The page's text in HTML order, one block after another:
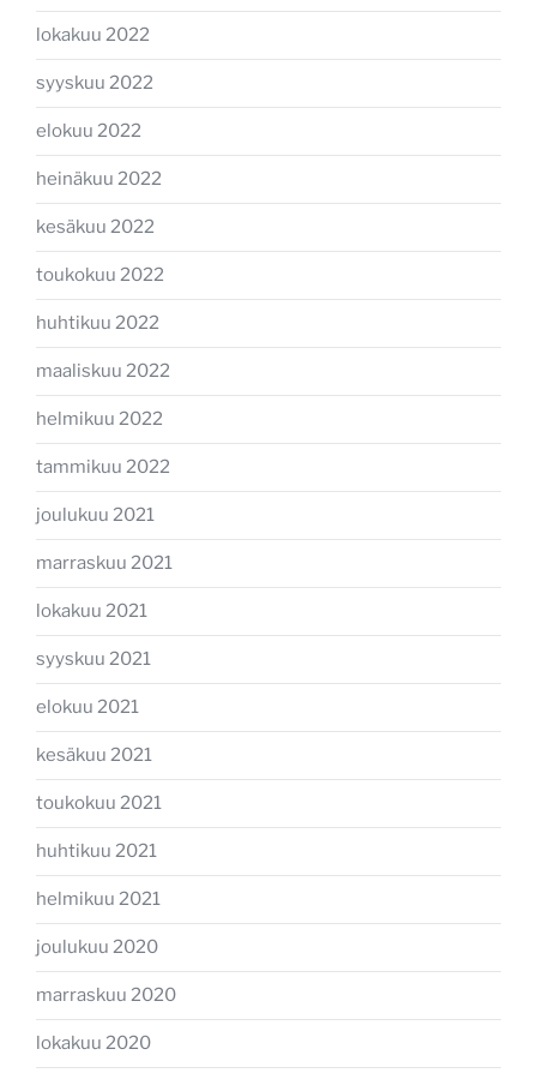
lokakuu 2022
syyskuu 2022
elokuu 2022
heinäkuu 2022
kesäkuu 2022
toukokuu 2022
huhtikuu 2022
maaliskuu 2022
helmikuu 2022
tammikuu 2022
joulukuu 2021
marraskuu 2021
lokakuu 2021
syyskuu 2021
elokuu 2021
kesäkuu 2021
toukokuu 2021
huhtikuu 2021
helmikuu 2021
joulukuu 2020
marraskuu 2020
lokakuu 2020